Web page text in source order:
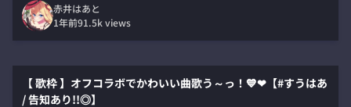
赤井はあと
1年前91.5kviews
【 歌枠 】オフコラボでかわいい曲歌う～っ！💙❤【#すうはあ
/ 告知あり!!◎】